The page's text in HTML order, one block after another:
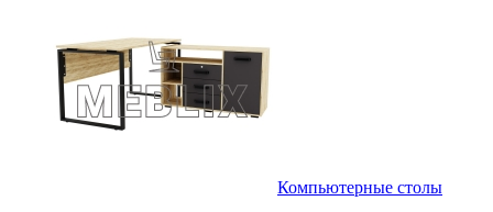
Компьютерные столы